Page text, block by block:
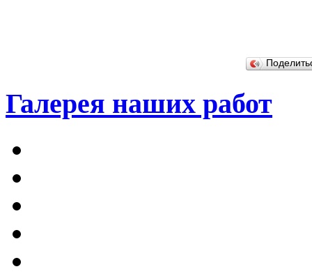
Галерея наших работ